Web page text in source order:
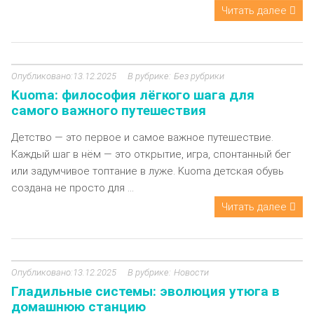
Читать далее
13.12.2025 Без рубрики
Kuoma: философия лёгкого шага для
самого важного путешествия
Детство — это первое и самое важное путешествие.
Каждый шаг в нём — это открытие, игра, спонтанный бег
или задумчивое топтание в луже. Kuoma детская обувь
создана не просто для ...
Читать далее
13.12.2025 Новости
Гладильные системы: эволюция утюга в
домашнюю станцию